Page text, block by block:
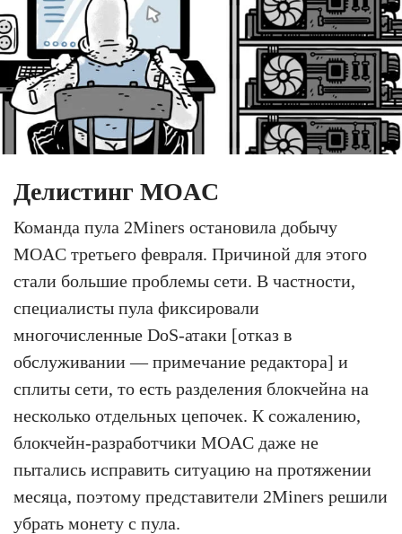
Делистинг MOAC
Команда пула 2Miners остановила добычу
MOAC третьего февраля. Причиной для этого
стали большие проблемы сети. В частности,
специалисты пула фиксировали
многочисленные DoS-атаки [отказ в
обслуживании — примечание редактора] и
сплиты сети, то есть разделения блокчейна на
несколько отдельных цепочек. К сожалению,
блокчейн-разработчики MOAC даже не
пытались исправить ситуацию на протяжении
месяца, поэтому представители 2Miners решили
убрать монету с пула.